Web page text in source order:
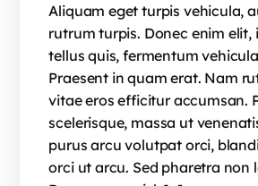
Aliquam eget turpis vehicula,
rutrum turpis. Donec enim elit,
tellus quis, fermentum
Praesent in quam erat. Nam
vitae eros efficitur accumsan.
scelerisque, massa ut
purus arcu volutpat orci,
orci ut arcu. Sed pharetra non